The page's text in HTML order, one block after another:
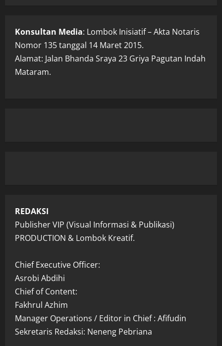
Konsultan Media: Lombok Inisiatif – Akta Notaris
Nomor 135 tanggal 14 Maret 2015.
Alamat: Jalan Bhanda Sraya 23 Griya Pagutan Indah
Mataram.
REDAKSI
Publisher VIP (Visual Informasi & Publikasi)
PRODUCTION & Lombok Kreatif.
Chief Executive Officer:
Asrobi Abdihi
Chief of Content:
Fakhrul Azhim
Manager Operations / Editor in Chief : Afifudin
Sekretaris Redaksi: Neneng Pebriana